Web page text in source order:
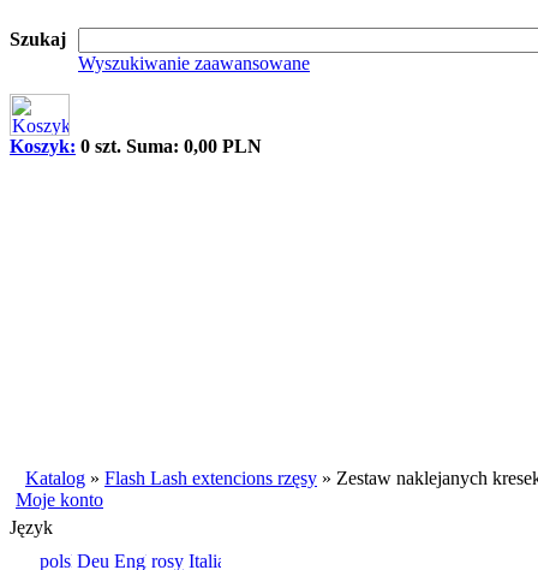
Szukaj
Wyszukiwanie zaawansowane
Koszyk: 0 szt. Suma: 0,00 PLN
Katalog » Flash Lash extencions rzęsy » Zestaw naklejanych
Moje konto
Język